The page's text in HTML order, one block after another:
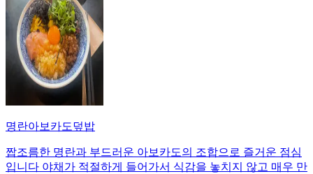
명란아보카도덮밥
짭조름한 명란과 부드러운 아보카도의 조합으로 즐거운 점심
입니다 야채가 적절하게 들어가서 식감을 놓치지 않고 매우 만